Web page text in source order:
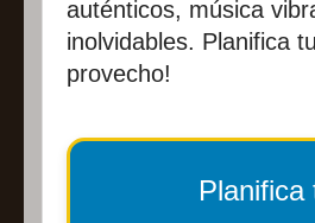
auténticos, música
inolvidables. Planifica
provecho!